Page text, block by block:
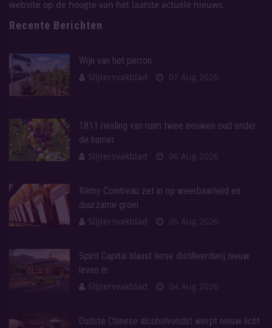
website op de hoogte van het laatste actuele nieuws.
Recente Berichten
Wijn van het perron
Slijtersvakblad
07 Aug 2026
1811 riesling van ruim twee eeuwen oud onder
de hamer
Slijtersvakblad
06 Aug 2026
Rémy Cointreau zet in op weerbaarheid en
duurzame groei
Slijtersvakblad
05 Aug 2026
Spirit Capital blaast Ierse distilleerderij nieuw
leven in
Slijtersvakblad
04 Aug 2026
Oudste Chinese alcoholvondst werpt nieuw licht